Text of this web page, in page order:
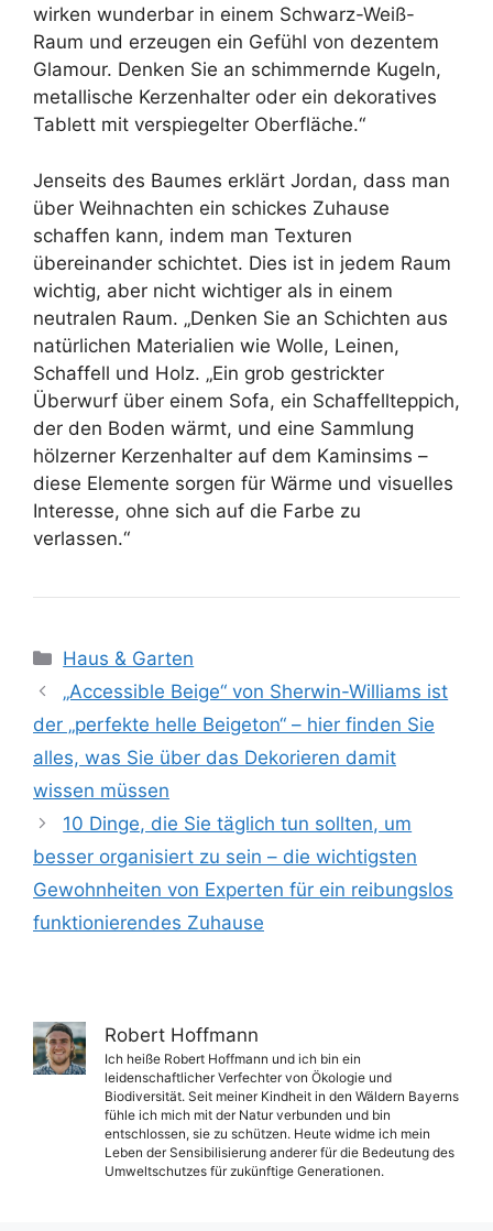
wirken wunderbar in einem Schwarz-Weiß-
Raum und erzeugen ein Gefühl von dezentem
Glamour. Denken Sie an schimmernde Kugeln,
metallische Kerzenhalter oder ein dekoratives
Tablett mit verspiegelter Oberfläche.“
Jenseits des Baumes erklärt Jordan, dass man
über Weihnachten ein schickes Zuhause
schaffen kann, indem man Texturen
übereinander schichtet. Dies ist in jedem Raum
wichtig, aber nicht wichtiger als in einem
neutralen Raum. „Denken Sie an Schichten aus
natürlichen Materialien wie Wolle, Leinen,
Schaffell und Holz. „Ein grob gestrickter
Überwurf über einem Sofa, ein Schaffellteppich,
der den Boden wärmt, und eine Sammlung
hölzerner Kerzenhalter auf dem Kaminsims –
diese Elemente sorgen für Wärme und visuelles
Interesse, ohne sich auf die Farbe zu
verlassen.“
Kategorien
Haus & Garten
„Accessible Beige“ von Sherwin-Williams ist
der „perfekte helle Beigeton“ – hier finden Sie
alles, was Sie über das Dekorieren damit
wissen müssen
10 Dinge, die Sie täglich tun sollten, um
besser organisiert zu sein – die wichtigsten
Gewohnheiten von Experten für ein reibungslos
funktionierendes Zuhause
Robert Hoffmann
Ich heiße Robert Hoffmann und ich bin ein
leidenschaftlicher Verfechter von Ökologie und
Biodiversität. Seit meiner Kindheit in den Wäldern Bayerns
fühle ich mich mit der Natur verbunden und bin
entschlossen, sie zu schützen. Heute widme ich mein
Leben der Sensibilisierung anderer für die Bedeutung des
Umweltschutzes für zukünftige Generationen.